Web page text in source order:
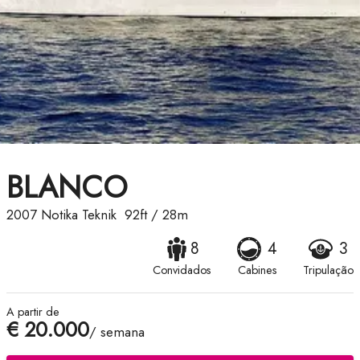
BLANCO
2007 Notika Teknik 92ft/ 28m
8
Convidados
4
Cabines
3
Tripulação
A partir de
€ 20.000/ semana